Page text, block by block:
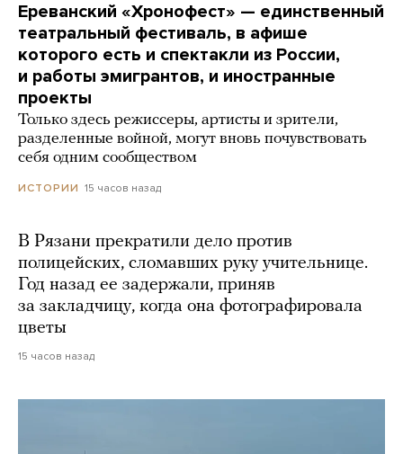
Ереванский «Хронофест» — единственный
театральный фестиваль, в афише
которого есть и спектакли из России,
и работы эмигрантов, и иностранные
проекты
Только здесь режиссеры, артисты и зрители,
разделенные войной, могут вновь почувствовать
себя одним сообществом
ИСТОРИИ 15 часов назад
В Рязани прекратили дело против
полицейских, сломавших руку учительнице.
Год назад ее задержали, приняв
за закладчицу, когда она фотографировала
цветы
15 часов назад